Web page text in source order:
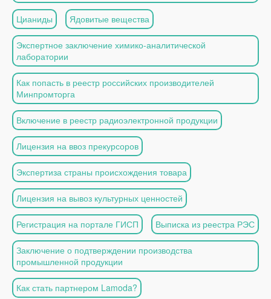
Цианиды Ядовитые вещества
Экспертное заключение химико-аналитической
лаборатории
Как попасть в реестр российских производителей
Минпромторга
Включение в реестр радиоэлектронной продукции
Лицензия на ввоз прекурсоров
Экспертиза страны происхождения товара
Лицензия на вывоз культурных ценностей
Регистрация на портале ГИСП Выписка из реестра РЭС
Заключение о подтверждении производства
промышленной продукции
Как стать партнером Lamoda?